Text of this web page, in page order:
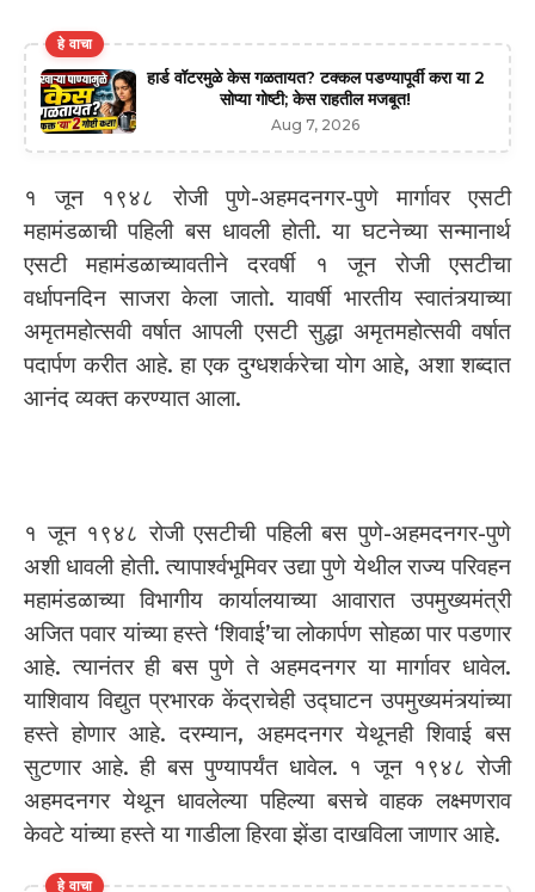
हे वाचा
हार्ड वॉटरमुळे केस गळतायत? टक्कल पडण्यापूर्वी करा या 2
सोप्या गोष्टी; केस राहतील मजबूत!
Aug 7, 2026
१ जून १९४८ रोजी पुणे-अहमदनगर-पुणे मार्गावर एसटी
महामंडळाची पहिली बस धावली होती. या घटनेच्या सन्मानार्थ
एसटी महामंडळाच्यावतीने दरवर्षी १ जून रोजी एसटीचा
वर्धापनदिन साजरा केला जातो. यावर्षी भारतीय स्वातंत्र्याच्या
अमृतमहोत्सवी वर्षात आपली एसटी सुद्धा अमृतमहोत्सवी वर्षात
पदार्पण करीत आहे. हा एक दुग्धशर्करेचा योग आहे, अशा शब्दात
आनंद व्यक्त करण्यात आला.
१ जून १९४८ रोजी एसटीची पहिली बस पुणे-अहमदनगर-पुणे
अशी धावली होती. त्यापार्श्वभूमिवर उद्या पुणे येथील राज्य परिवहन
महामंडळाच्या विभागीय कार्यालयाच्या आवारात उपमुख्यमंत्री
अजित पवार यांच्या हस्ते ‘शिवाई’चा लोकार्पण सोहळा पार पडणार
आहे. त्यानंतर ही बस पुणे ते अहमदनगर या मार्गावर धावेल.
याशिवाय विद्युत प्रभारक केंद्राचेही उद्घाटन उपमुख्यमंत्र्यांच्या
हस्ते होणार आहे. दरम्यान, अहमदनगर येथूनही शिवाई बस
सुटणार आहे. ही बस पुण्यापर्यंत धावेल. १ जून १९४८ रोजी
अहमदनगर येथून धावलेल्या पहिल्या बसचे वाहक लक्ष्मणराव
केवटे यांच्या हस्ते या गाडीला हिरवा झेंडा दाखविला जाणार आहे.
हे वाचा